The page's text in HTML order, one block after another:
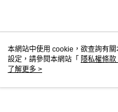
本網站中使用 cookie，欲查詢有
設定，請參閱本網站「 隱私權條款
使用 cookie。
了解更多 >